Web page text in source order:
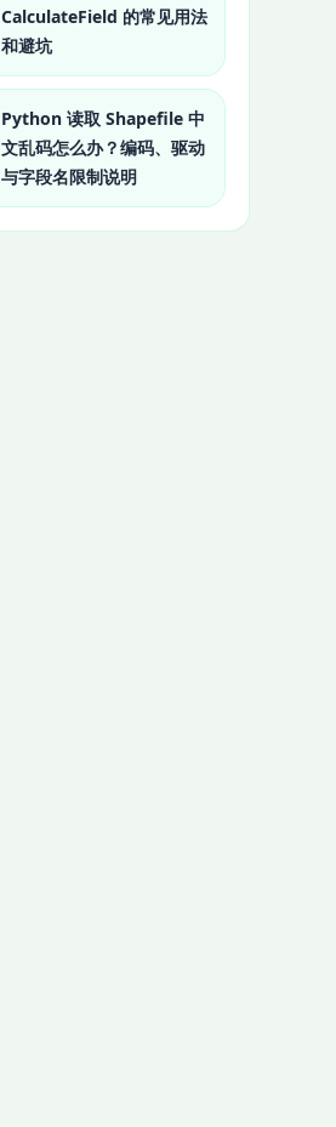
CalculateField 的常见用法
和避坑
Python 读取 Shapefile 中
文乱码怎么办？编码、驱动
与字段名限制说明